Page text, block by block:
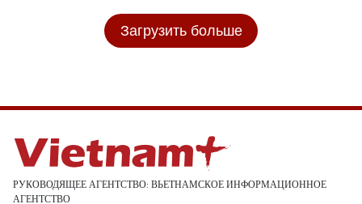
Загрузить больше
РУКОВОДЯЩЕЕ АГЕНТСТВО: ВЬЕТНАМСКОЕ ИНФОРМАЦИОННОЕ
АГЕНТСТВО